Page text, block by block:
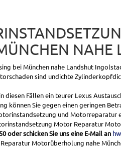
bei München nahe Landshut
sind undichte
diesen Fällen ein teurer Lexus
können Sie gegen einen geringen
und Motorreparatur
Motor Reparatur
oder schicken Sie uns eine E-Mail an
Motorüberholung nahe